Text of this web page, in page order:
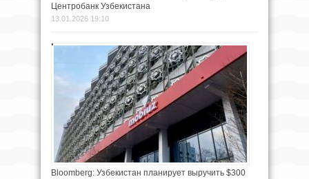
Центробанк Узбекистана
13.01.2026 19:10
Bloomberg: Узбекистан планирует выручить $300